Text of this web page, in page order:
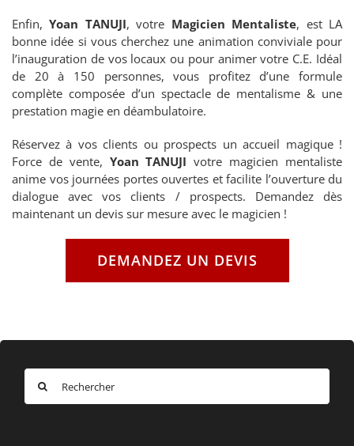
Enfin,Yoan TANUJI, votre Magicien Mentaliste, est LA
bonne idée si vous cherchez une animation conviviale pour
l’inauguration de vos locaux ou pour animer votre C.E. Idéal
de 20 à 150 personnes, vous profitez d’une formule
complète composée d’un spectacle de mentalisme & une
prestation magie en déambulatoire.
Réservez à vos clients ou prospects un accueil magique !
Force de vente, Yoan TANUJI votre magicien mentaliste
anime vos journées portes ouvertes et facilite l’ouverture du
dialogue avec vos clients / prospects. Demandez dès
maintenant un devis sur mesure avec le magicien !
DEMANDEZ UN DEVIS
Rechercher: